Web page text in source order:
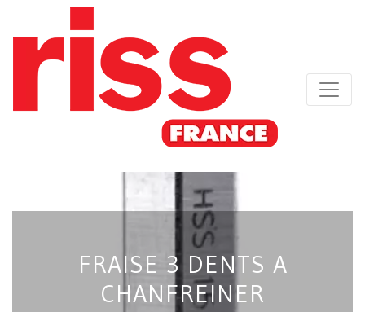
FRAISE 3 DENTS A
CHANFREINER